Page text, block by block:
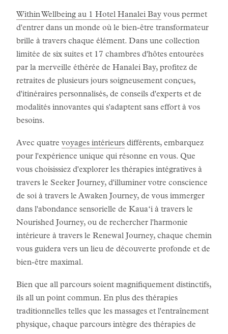
Within Wellbeing au 1 Hotel Hanalei Bay vous permet
d'entrer dans un monde où le bien-être transformateur
brille à travers chaque élément. Dans une collection
limitée de six suites et 17 chambres d'hôtes entourées
par la merveille éthérée de Hanalei Bay, profitez de
retraites de plusieurs jours soigneusement conçues,
d'itinéraires personnalisés, de conseils d'experts et de
modalités innovantes qui s'adaptent sans effort à vos
besoins.
Avec quatre voyages intérieurs différents, embarquez
pour l'expérience unique qui résonne en vous. Que
vous choisissiez d'explorer les thérapies intégratives à
travers le Seeker Journey, d'illuminer votre conscience
de soi à travers le Awaken Journey, de vous immerger
dans l'abondance sensorielle de Kauaʻi à travers le
Nourished Journey, ou de rechercher l'harmonie
intérieure à travers le Renewal Journey, chaque chemin
vous guidera vers un lieu de découverte profonde et de
bien-être maximal.
Bien que all parcours soient magnifiquement distinctifs,
ils all un point commun. En plus des thérapies
traditionnelles telles que les massages et l'entraînement
physique, chaque parcours intègre des thérapies de